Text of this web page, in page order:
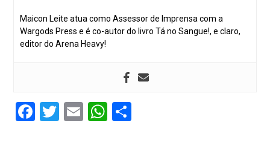
Maicon Leite atua como Assessor de Imprensa com a
Wargods Press e é co-autor do livro Tá no Sangue!, e claro,
editor do Arena Heavy!
Facebook
Twitter
EmailWhatsApp